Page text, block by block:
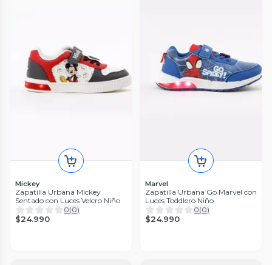
Mickey
Zapatilla Urbana Mickey
Sentado con Luces Velcro Niño
0(0)
$24.990
Marvel
Zapatilla Urbana Go Marvel con
Luces Toddlero Niño
0(0)
$24.990